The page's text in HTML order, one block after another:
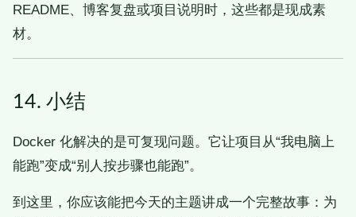
README、博客复盘或项目说明时，这些都是现成素
材。
14. 小结
Docker 化解决的是可复现问题。它让项目从“我电脑上
能跑”变成“别人按步骤也能跑”。
到这里，你应该能把今天的主题讲成一个完整故事：为